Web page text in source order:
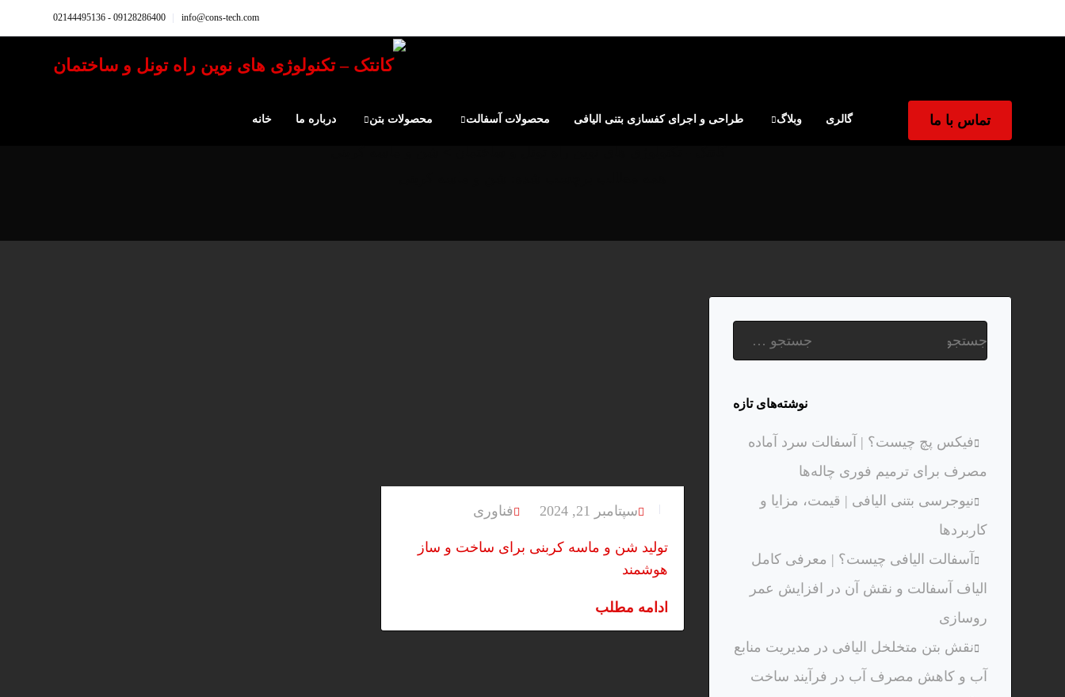
09128286400 - 02144495136 info@cons-tech.com
خانه درباره ما محصولات بتن محصولات آسفالت طراحی و اجرای کفسازی بتنی الیافی وبلاگ گالری
تماس با ما
سپتامبر 21, 2024 فناوری
تولید شن و ماسه کربنی برای ساخت و ساز
هوشمند
ادامه مطلب
نوشته‌های تازه
فیکس پچ چیست؟ | آسفالت سرد آماده
مصرف برای ترمیم فوری چاله‌ها
نیوجرسی بتنی الیافی | قیمت، مزایا و
کاربردها
آسفالت الیافی چیست؟ | معرفی کامل
الیاف آسفالت و نقش آن در افزایش عمر
روسازی
نقش بتن متخلخل الیافی در مدیریت منابع
آب و کاهش مصرف آب در فرآیند ساخت